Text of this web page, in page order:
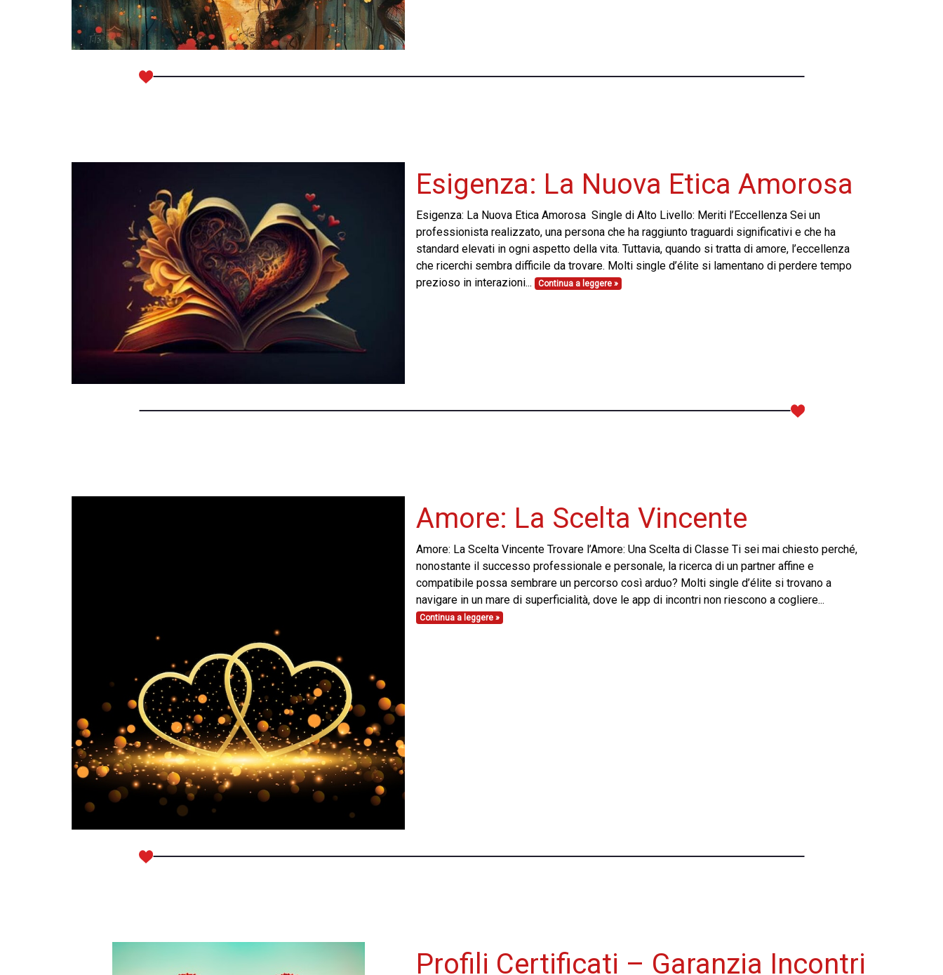
Esigenza: La Nuova Etica Amorosa
Esigenza: La Nuova Etica Amorosa Single di Alto Livello: Meriti l’Eccellenza Sei un
professionista realizzato, una persona che ha raggiunto traguardi significativi e che ha
standard elevati in ogni aspetto della vita. Tuttavia, quando si tratta di amore, l’eccellenza
che ricerchi sembra difficile da trovare. Molti single d’élite si lamentano di perdere tempo
prezioso in interazioni...
Continua a leggere »
Amore: La Scelta Vincente
Amore: La Scelta Vincente Trovare l’Amore: Una Scelta di Classe Ti sei mai chiesto perché,
nonostante il successo professionale e personale, la ricerca di un partner affine e
compatibile possa sembrare un percorso così arduo? Molti single d’élite si trovano a
navigare in un mare di superficialità, dove le app di incontri non riescono a cogliere...
Continua a leggere »
Profili Certificati – Garanzia Incontri